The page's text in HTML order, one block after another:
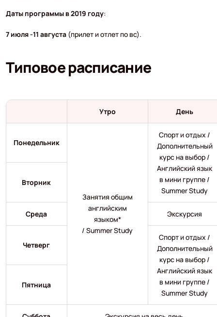
Даты программы в 2019 году:
7 июля -11 августа(прилет и отлет по вс).
Типовое расписание
Утро День
Понедельник
Занятия общим
английским
языком*
/ Summer Study
Спорт и отдых /
Дополнительный
курс на выбор /
Английский язык
в мини группе /
Summer Study
Вторник
Среда Экскурсия
Четверг
Спорт и отдых /
Дополнительный
курс на выбор /
Английский язык
в мини группе /
Summer Study
Пятница